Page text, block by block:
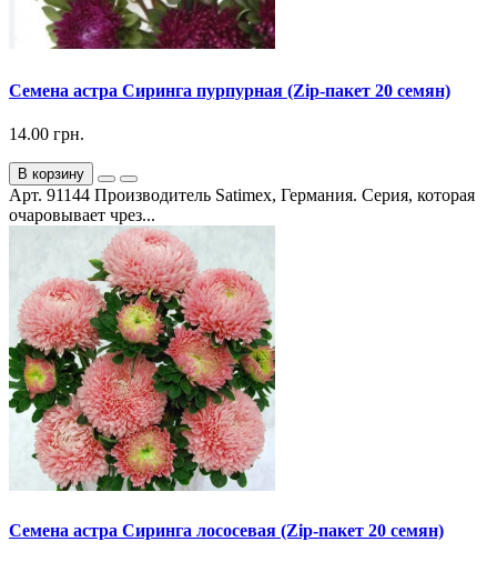
Семена астра Сиринга пурпурная (Zip-пакет 20 семян)
14.00 грн.
В корзину
Арт. 91144 Производитель Satimex, Германия. Серия, которая
очаровывает чрез...
Семена астра Сиринга лососевая (Zip-пакет 20 семян)